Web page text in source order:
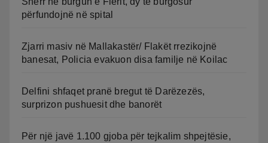
përfundojnë në spital
Zjarri masiv në Mallakastër/ Flakët rrezikojnë
banesat, Policia evakuon disa familje në Koilac
Delfini shfaqet pranë bregut të Darëzezës,
surprizon pushuesit dhe banorët
Për një javë 1.100 gjoba për tejkalim shpejtësie,